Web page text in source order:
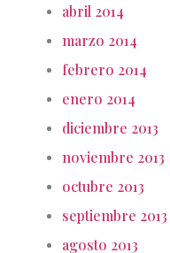
abril 2014
marzo 2014
febrero 2014
enero 2014
diciembre 2013
noviembre 2013
octubre 2013
septiembre 2013
agosto 2013